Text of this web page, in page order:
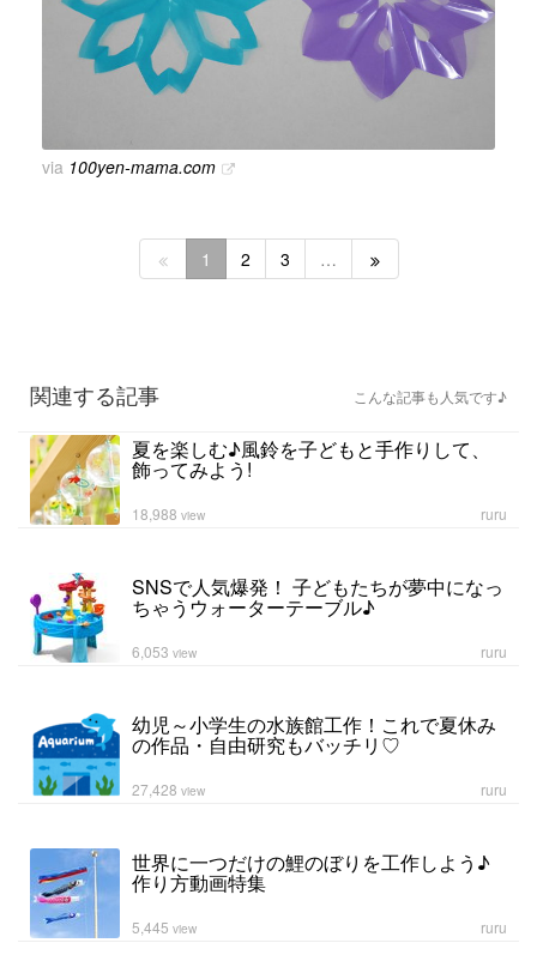
via 100yen-mama.com
1 2 3 …
関連する記事 こんな記事も人気です♪
夏を楽しむ♪風鈴を子どもと手作りして、
飾ってみよう!
ruru
18,988 view
SNSで人気爆発！ 子どもたちが夢中になっ
ちゃうウォーターテーブル♪
ruru
6,053 view
幼児～小学生の水族館工作！これで夏休み
の作品・自由研究もバッチリ♡
ruru
27,428 view
世界に一つだけの鯉のぼりを工作しよう♪
作り方動画特集
ruru
5,445 view